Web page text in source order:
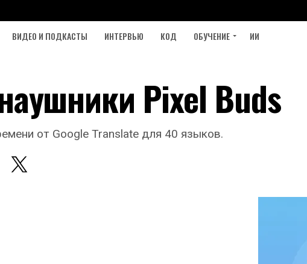
ВИДЕО И ПОДКАСТЫ ИНТЕРВЬЮ КОД ОБУЧЕНИЕ ИИ
Pixel Buds
от Google Translate для 40 языков.